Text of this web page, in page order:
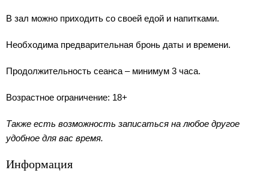
В зал можно приходить со своей едой и напитками.
Необходима предварительная бронь даты и времени.
Продолжительность сеанса – минимум 3 часа.
Возрастное ограничение: 18+
Также есть возможность записаться на любое другое
удобное для вас время.
Информация